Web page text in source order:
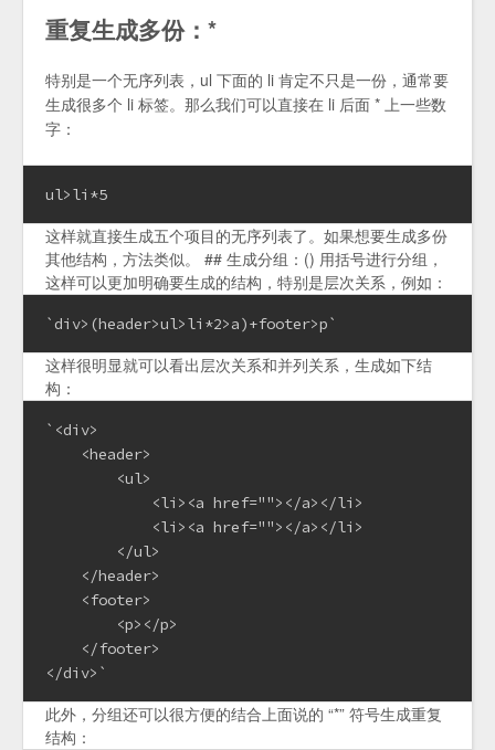
重复生成多份：*
特别是一个无序列表，ul 下面的 li 肯定不只是一份，通常要
生成很多个 li 标签。那么我们可以直接在 li 后面 * 上一些数
字：
ul>li*5
这样就直接生成五个项目的无序列表了。如果想要生成多份
其他结构，方法类似。 ## 生成分组：() 用括号进行分组，
这样可以更加明确要生成的结构，特别是层次关系，例如：
`div>(header>ul>li*2>a)+footer>p`
这样很明显就可以看出层次关系和并列关系，生成如下结
构：
`<div>
    <header>
        <ul>
            <li><a href=""></a></li>
            <li><a href=""></a></li>
        </ul>
    </header>
    <footer>
        <p></p>
    </footer>
</div>`
此外，分组还可以很方便的结合上面说的 “*” 符号生成重复
结构：